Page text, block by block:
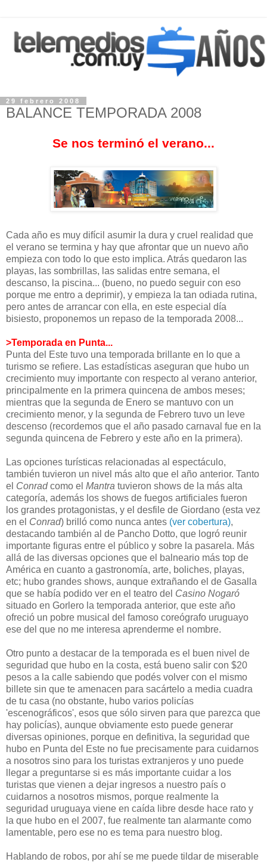
29 febrero 2008
BALANCE TEMPORADA 2008
Se nos terminó el verano...
Cada año es muy difícil asumir la dura y cruel realidad que
el verano se termina y hay que afrontar que un nuevo año
empieza con todo lo que esto implica. Atrás quedaron las
playas, las sombrillas, las salidas entre semana, el
descanso, la piscina... (bueno, no puedo seguir con eso
porque me entro a deprimir), y empieza la tan odiada rutina,
pero antes de arrancar con ella, en este especial día
bisiesto, proponemos un repaso de la temporada 2008...
>Temporada en Punta...
Punta del Este tuvo una temporada brillante en lo que a
turismo se refiere. Las estadísticas aseguran que hubo un
crecimiento muy importante con respecto al verano anterior,
principalmente en la primera quincena de ambos meses;
mientras que la segunda de Enero se mantuvo con un
crecimiento menor, y la segunda de Febrero tuvo un leve
descenso (recordemos que el año pasado carnaval fue en la
segunda quincena de Febrero y este año en la primera).
Las opciones turísticas relacionadas al espectáculo,
también tuvieron un nivel más alto que el año anterior. Tanto
el Conradcomo el Mantra tuvieron shows de la más alta
categoría, además los shows de fuegos artificiales fueron
los grandes protagonistas, y el desfile de Giordano (esta vez
en el Conrad) brilló como nunca antes (ver cobertura),
destacando también al de Pancho Dotto, que logró reunir
importante figuras entre el público y sobre la pasarela. Más
allá de las diversas opciones que el balneario más top de
América en cuanto a gastronomía, arte, boliches, playas,
etc; hubo grandes shows, aunque extrañando el de Gasalla
que se había podido ver en el teatro del Casino Nogaró
situado en Gorlero la temporada anterior, que este año
ofreció un pobre musical del famoso coreógrafo uruguayo
ese del que no me interesa aprenderme el nombre.
Otro punto a destacar de la temporada es el buen nivel de
seguridad que hubo en la costa, está bueno salir con $20
pesos a la calle sabiendo que podés volver con el mismo
billete sin que te amenacen para sacártelo a media cuadra
de tu casa (no obstante, hubo varios policías
'escenográficos', esos que sólo sirven para que parezca que
hay policías), aunque obviamente esto puede generar
diversas opiniones, porque en definitiva, la seguridad que
hubo en Punta del Este no fue precisamente para cuidarnos
a nosotros sino para los turistas extranjeros y uno puede
llegar a preguntarse si es más importante cuidar a los
turistas que vienen a dejar ingresos a nuestro país o
cuidarnos a nosotros mismos, porque realmente la
seguridad uruguaya viene en caída libre desde hace rato y
la que hubo en el 2007, fue realmente tan alarmante como
lamentable, pero ese no es tema para nuestro blog.
Hablando de robos, por ahí se me puede tildar de miserable